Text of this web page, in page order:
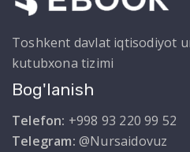
Toshkent davlat iqtisodiyot
kutubxona tizimi
Bog'lanish
Telefon: +998 93 220 99 52
Telegram: @Nursaidovuz